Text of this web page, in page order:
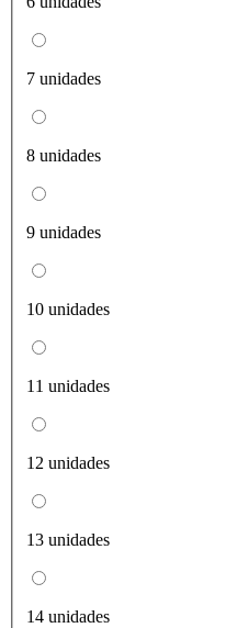
7 unidades
8 unidades
9 unidades
10 unidades
11 unidades
12 unidades
13 unidades
14 unidades